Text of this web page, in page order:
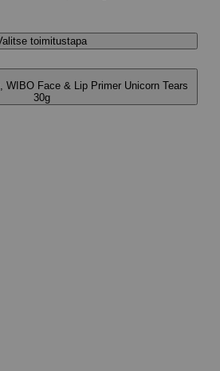
toimitustapa
WIBO Face & Lip Primer Unicorn Tears
30g